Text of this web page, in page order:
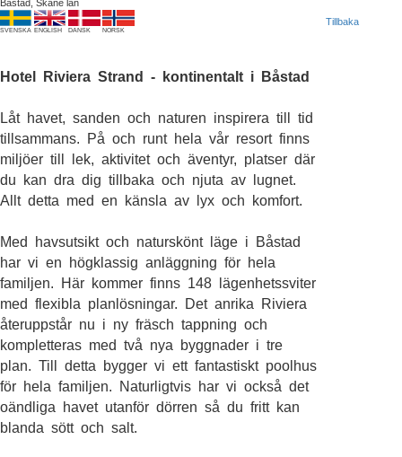
Båstad, Skåne län
SVENSKA ENGLISH DANSK NORSK
Tillbaka
Hotel Riviera Strand - kontinentalt i Båstad
Låt havet, sanden och naturen inspirera till tid
tillsammans. På och runt hela vår resort finns
miljöer till lek, aktivitet och äventyr, platser där
du kan dra dig tillbaka och njuta av lugnet.
Allt detta med en känsla av lyx och komfort.
Med havsutsikt och naturskönt läge i Båstad
har vi en högklassig anläggning för hela
familjen. Här kommer finns 148 lägenhetssviter
med flexibla planlösningar. Det anrika Riviera
återuppstår nu i ny fräsch tappning och
kompletteras med två nya byggnader i tre
plan. Till detta bygger vi ett fantastiskt poolhus
för hela familjen. Naturligtvis har vi också det
oändliga havet utanför dörren så du fritt kan
blanda sött och salt.